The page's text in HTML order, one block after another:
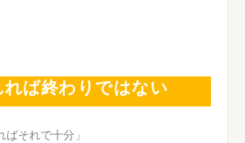
ば終わりではない
ばそれで十分」